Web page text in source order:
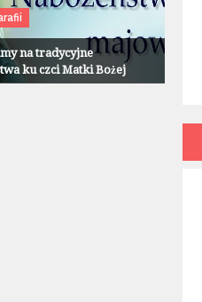
na tradycyjne
ku czci Matki Bożej